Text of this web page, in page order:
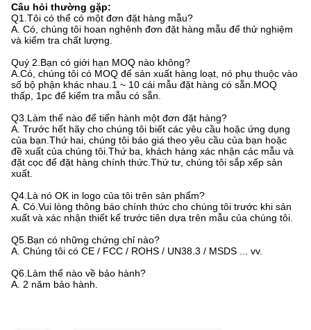
Câu hỏi thường gặp:
Q1.Tôi có thể có một đơn đặt hàng mẫu?
A. Có, chúng tôi hoan nghênh đơn đặt hàng mẫu để thử nghiệm
và kiểm tra chất lượng.
Quý 2.Bạn có giới hạn MOQ nào không?
A.Có, chúng tôi có MOQ để sản xuất hàng loạt, nó phụ thuộc vào
số bộ phận khác nhau.1 ~ 10 cái mẫu đặt hàng có sẵn.MOQ
thấp, 1pc để kiểm tra mẫu có sẵn.
Q3.Làm thế nào để tiến hành một đơn đặt hàng?
A. Trước hết hãy cho chúng tôi biết các yêu cầu hoặc ứng dụng
của bạn.Thứ hai, chúng tôi báo giá theo yêu cầu của bạn hoặc
đề xuất của chúng tôi.Thứ ba, khách hàng xác nhận các mẫu và
đặt cọc để đặt hàng chính thức.Thứ tư, chúng tôi sắp xếp sản
xuất.
Q4.Là nó OK in logo của tôi trên sản phẩm?
A. Có.Vui lòng thông báo chính thức cho chúng tôi trước khi sản
xuất và xác nhận thiết kế trước tiên dựa trên mẫu của chúng tôi.
Q5.Bạn có những chứng chỉ nào?
A. Chúng tôi có CE / FCC / ROHS / UN38.3 / MSDS ... vv.
Q6.Làm thế nào về bảo hành?
A. 2 năm bảo hành.